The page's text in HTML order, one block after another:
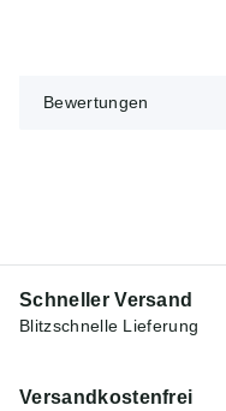
Bewertungen
Schneller Versand
Blitzschnelle Lieferung
Versandkostenfrei